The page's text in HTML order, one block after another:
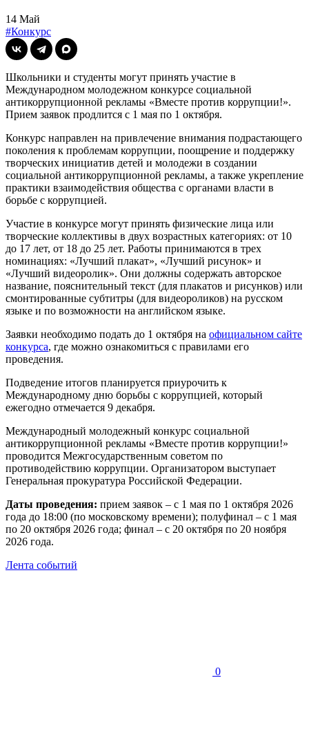
14 Май
#Конкурс
Школьники и студенты могут принять участие в
Международном молодежном конкурсе социальной
антикоррупционной рекламы «Вместе против коррупции!».
Прием заявок продлится с 1 мая по 1 октября.
Конкурс направлен на привлечение внимания подрастающего
поколения к проблемам коррупции, поощрение и поддержку
творческих инициатив детей и молодежи в создании
социальной антикоррупционной рекламы, а также укрепление
практики взаимодействия общества с органами власти в
борьбе с коррупцией.
Участие в конкурсе могут принять физические лица или
творческие коллективы в двух возрастных категориях: от 10
до 17 лет, от 18 до 25 лет. Работы принимаются в трех
номинациях: «Лучший плакат», «Лучший рисунок» и
«Лучший видеоролик». Они должны содержать авторское
название, пояснительный текст (для плакатов и рисунков) или
смонтированные субтитры (для видеороликов) на русском
языке и по возможности на английском языке.
Заявки необходимо подать до 1 октября на официальном сайте
конкурса, где можно ознакомиться с правилами его
проведения.
Подведение итогов планируется приурочить к
Международному дню борьбы с коррупцией, который
ежегодно отмечается 9 декабря.
Международный молодежный конкурс социальной
антикоррупционной рекламы «Вместе против коррупции!»
проводится Межгосударственным советом по
противодействию коррупции. Организатором выступает
Генеральная прокуратура Российской Федерации.
Даты проведения: прием заявок – с 1 мая по 1 октября 2026
года до 18:00 (по московскому времени); полуфинал – с 1 мая
по 20 октября 2026 года; финал – с 20 октября по 20 ноября
2026 года.
Лента событий
0